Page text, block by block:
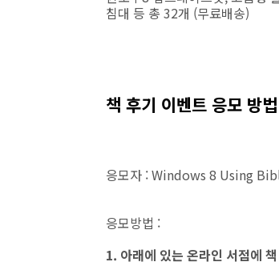
침대 등 총 32개 (무료배송)
책 후기 이벤트 응모 방법
응모자 : Windows 8 Using
응모방법 :
1. 아래에 있는 온라인 서점에